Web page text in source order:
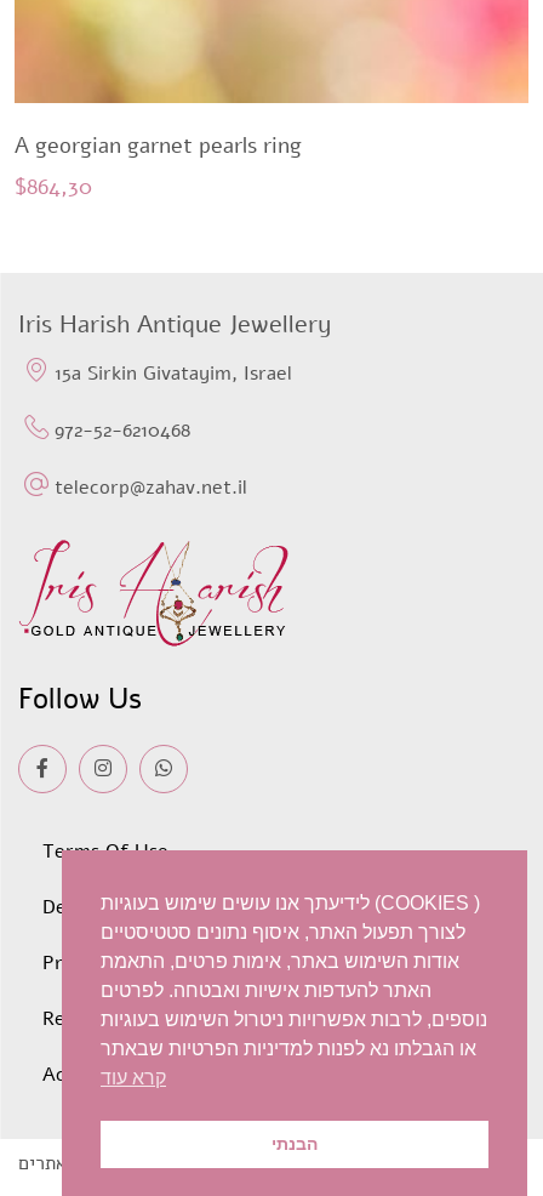
A georgian garnet pearls ring
$864,30
Iris Harish Antique Jewellery
15a Sirkin Givatayim, Israel
972-52-6210468
telecorp@zahav.net.il
Follow Us
Terms Of Use
Deliveries
Privacy policy
Refunds and Exchanges
Accessibility statement
בניית אתרים © 2022 Iris Harish
לידיעתך אנו עושים שימוש בעוגיות (COOKIES )
לצורך תפעול האתר, איסוף נתונים סטטיסטיים
אודות השימוש באתר, אימות פרטים, התאמת
האתר להעדפות אישיות ואבטחה. לפרטים
נוספים, לרבות אפשרויות ניטרול השימוש בעוגיות
או הגבלתו נא לפנות למדיניות הפרטיות שבאתר
קרא עוד
הבנתי